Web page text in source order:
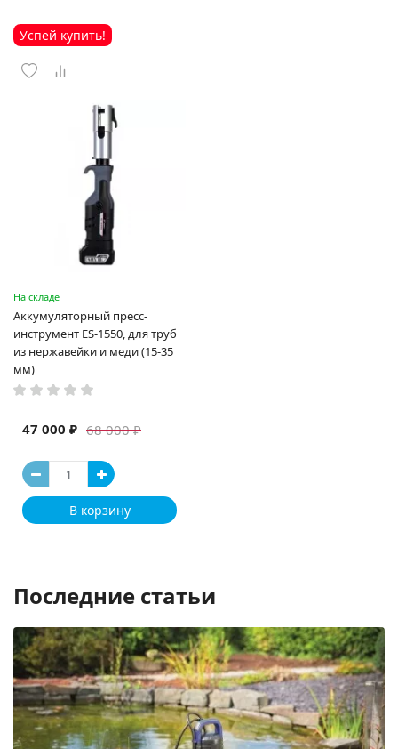
Успей купить!
На складе
Аккумуляторный пресс-
инструмент ES-1550, для труб
из нержавейки и меди (15-35
мм)
68 000 ₽
47 000 ₽
В корзину
Последние статьи